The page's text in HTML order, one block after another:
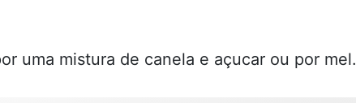
uma mistura de canela e açucar ou por mel.